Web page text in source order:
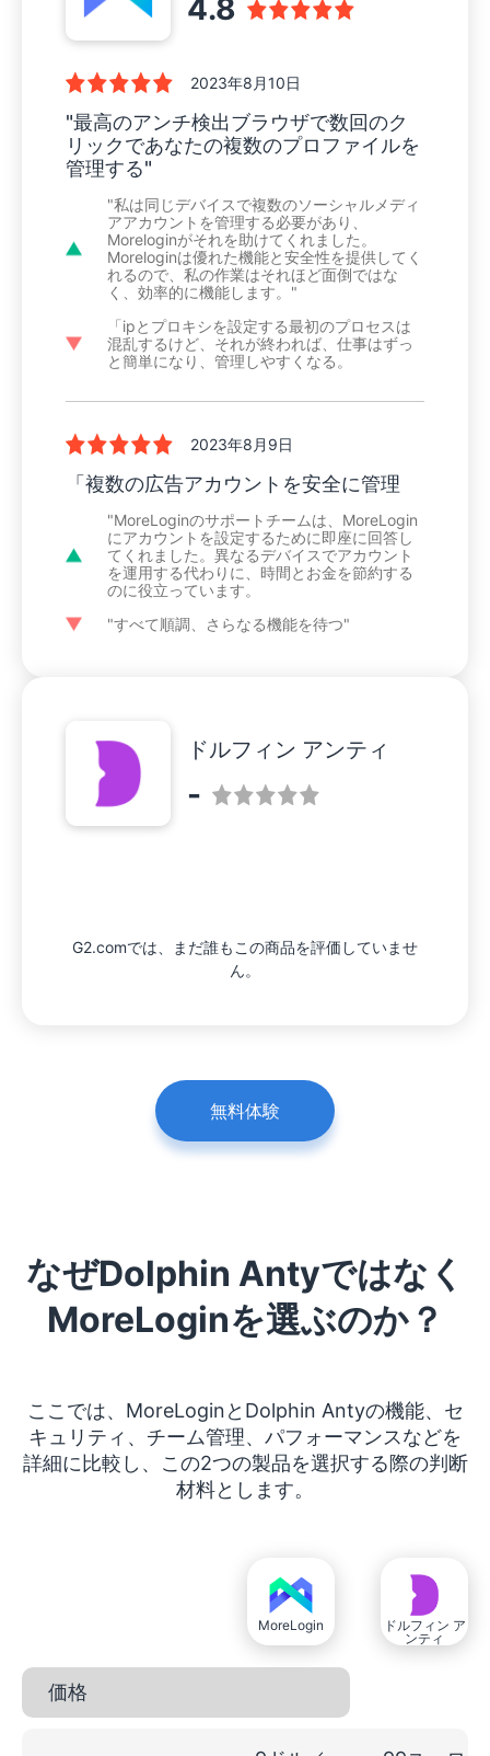
4.8
2023年8月10日
"最高のアンチ検出ブラウザで数回のク
リックであなたの複数のプロファイルを
管理する"
"私は同じデバイスで複数のソーシャルメディ
アアカウントを管理する必要があり、
Moreloginがそれを助けてくれました。
Moreloginは優れた機能と安全性を提供してく
れるので、私の作業はそれほど面倒ではな
く、効率的に機能します。"
「ipとプロキシを設定する最初のプロセスは
混乱するけど、それが終われば、仕事はずっ
と簡単になり、管理しやすくなる。
2023年8月9日
「複数の広告アカウントを安全に管理
"MoreLoginのサポートチームは、MoreLogin
にアカウントを設定するために即座に回答し
てくれました。異なるデバイスでアカウント
を運用する代わりに、時間とお金を節約する
のに役立っています。
"すべて順調、さらなる機能を待つ"
ドルフィン アンティ
-
G2.comでは、まだ誰もこの商品を評価していませ
ん。
無料体験
なぜDolphin Antyではなく
MoreLoginを選ぶのか？
ここでは、MoreLoginとDolphin Antyの機能、セ
キュリティ、チーム管理、パフォーマンスなどを
詳細に比較し、この2つの製品を選択する際の判断
材料とします。
MoreLogin
ドルフィン ア
ンティ
価格